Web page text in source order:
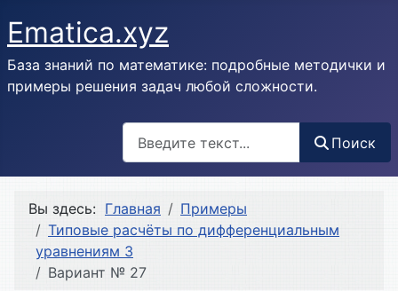
Ematica.xyz
База знаний по математике: подробные методички и
примеры решения задач любой сложности.
Поиск
Вы здесь: Главная
Примеры
Типовые расчёты по дифференциальным
уравнениям 3
Вариант № 27